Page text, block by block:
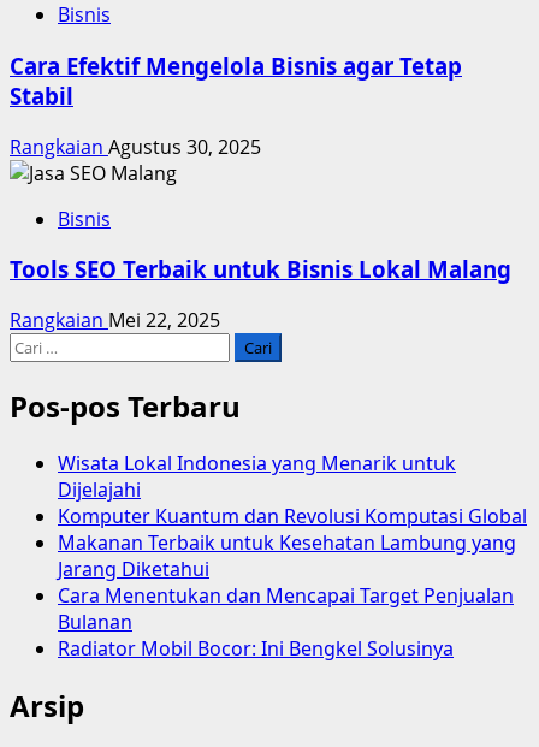
Bisnis
Cara Efektif Mengelola Bisnis agar Tetap
Stabil
Rangkaian Agustus 30, 2025
Bisnis
Tools SEO Terbaik untuk Bisnis Lokal Malang
Rangkaian Mei 22, 2025
Cari
Pos-pos Terbaru
Wisata Lokal Indonesia yang Menarik untuk
Dijelajahi
Komputer Kuantum dan Revolusi Komputasi Global
Makanan Terbaik untuk Kesehatan Lambung yang
Jarang Diketahui
Cara Menentukan dan Mencapai Target Penjualan
Bulanan
Radiator Mobil Bocor: Ini Bengkel Solusinya
Arsip